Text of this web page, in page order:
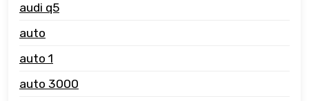
audi q5
auto
auto 1
auto 3000